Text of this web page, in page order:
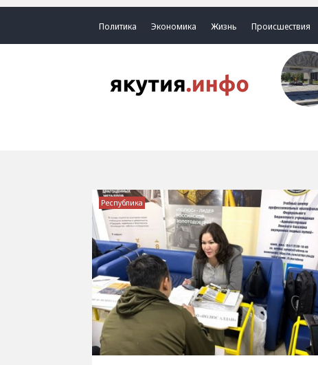
Политика Экономика Жизнь Происшествия
Республика